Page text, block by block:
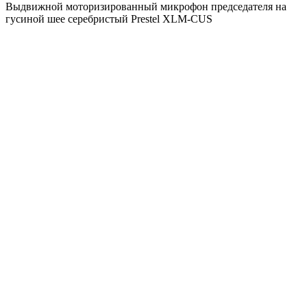
Выдвижной моторизированный микрофон председателя на
гусиной шее серебристый Prestel XLM-CUS